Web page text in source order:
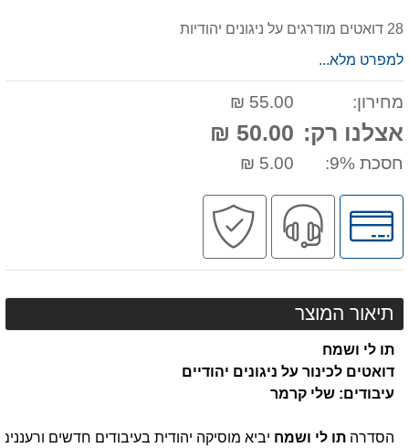
28 דואטים מודרגים על ניגונים יהודיות
למפרט מלא...
מחירון: 55.00 ₪
אצלנו רק: 50.00 ₪
חסכת 9%: 5.00 ₪
לחץ
לאפשרויות
תשלומים
שירות
מקצועי
תיאור המוצר
תו לי ושמח
דואטים לכינור על ניגונים יהודיים
עיבודים: שלי קרמר
הסדרה תו לי ושמח יביא מוסיקה יהודית בעיבודים חדשים ורעננים